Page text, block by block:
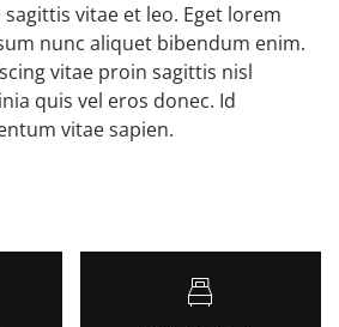
vitae et leo. Eget lorem
nunc aliquet bibendum enim.
vitae proin sagittis nisl
quis vel eros donec. Id
vitae sapien.